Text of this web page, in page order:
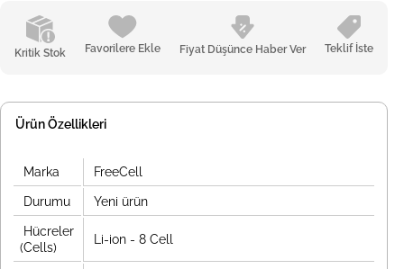
Kritik Stok Favorilere Ekle Fiyat Düşünce Haber Ver Teklif İste
Ürün Özellikleri
Marka FreeCell
Durumu Yeni ürün
Hücreler
(Cells)
Li-ion - 8 Cell